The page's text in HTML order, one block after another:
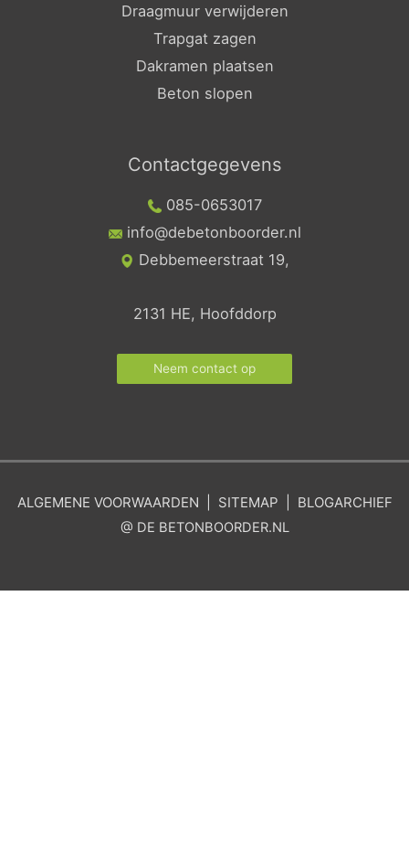
Draagmuur verwijderen
Trapgat zagen
Dakramen plaatsen
Beton slopen
Contactgegevens
085-0653017
info@debetonboorder.nl
Debbemeerstraat 19,
2131 HE, Hoofddorp
Neem contact op
ALGEMENE VOORWAARDEN SITEMAP BLOGARCHIEF
@ DE BETONBOORDER.NL